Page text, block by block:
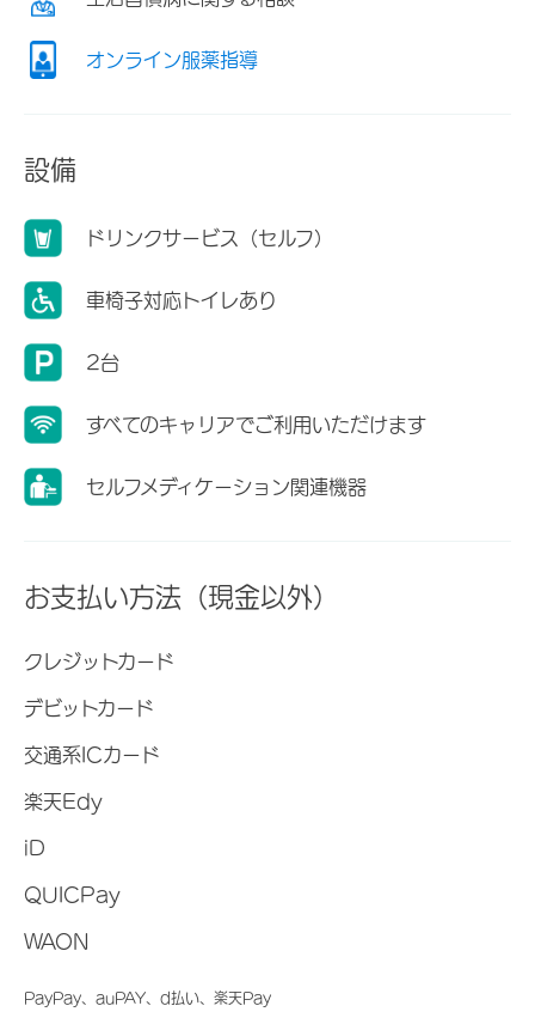
オンライン服薬指導
設備
ドリンクサービス（セルフ）
車椅子対応トイレあり
2台
すべてのキャリアでご利用いただけます
セルフメディケーション関連機器
お支払い方法（現金以外）
クレジットカード
デビットカード
交通系ICカード
楽天Edy
iD
QUICPay
WAON
PayPay、auPAY、d払い、楽天Pay